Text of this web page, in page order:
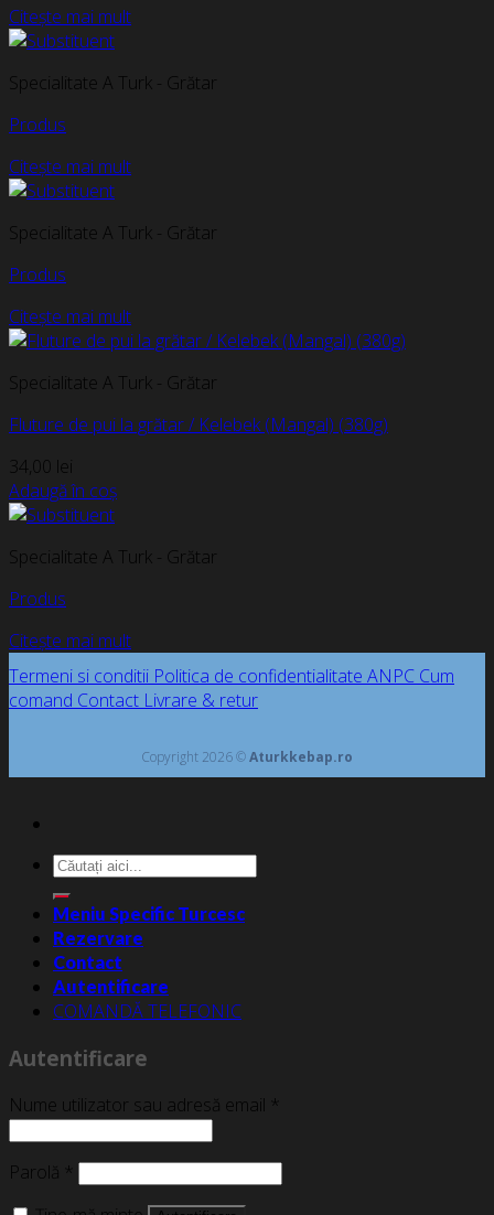
Citește mai mult
Specialitate A Turk - Grătar
Produs
Citește mai mult
Specialitate A Turk - Grătar
Produs
Citește mai mult
Specialitate A Turk - Grătar
Fluture de pui la grătar / Kelebek (Mangal) (380g)
34,00 lei
Adaugă în coș
Specialitate A Turk - Grătar
Produs
Citește mai mult
Termeni si conditii Politica de confidentialitate ANPC Cum
comand Contact Livrare & retur
Copyright 2026 ©Aturkkebap.ro
Caută
după:
Meniu Specific Turcesc
Rezervare
Contact
Autentificare
COMANDĂ TELEFONIC
Autentificare
Nume utilizator sau adresă email *
Parolă *